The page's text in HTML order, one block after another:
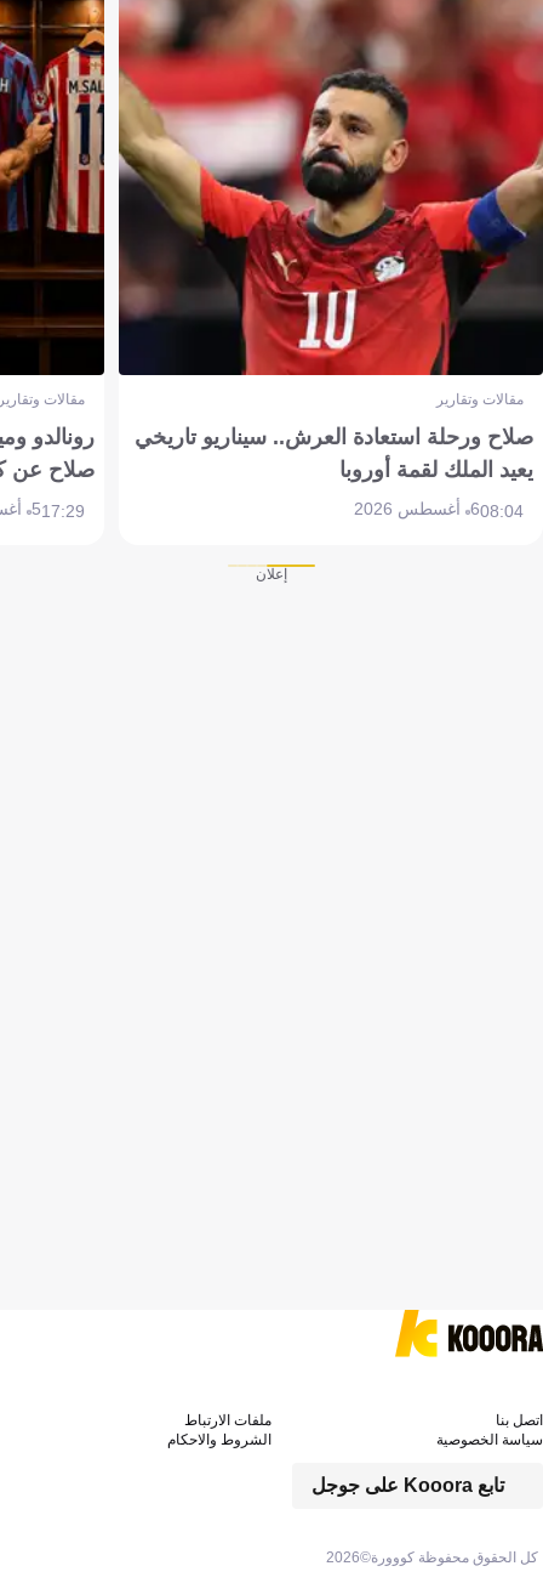
مقالات وتقارير
صلاح ورحلة استعادة العرش.. سيناريو تاريخي
يعيد الملك لقمة أوروبا
08:046 أغسطس 2026
مقالات
رونالدو
صلاح عن
17:295 أغسطس 2026
إعلان
كل الحقوق محفوظة كووورة©2026
تابع Kooora على جوجل
اتصل بنا
ملفات الارتباط
سياسة الخصوصية
الشروط والاحكام